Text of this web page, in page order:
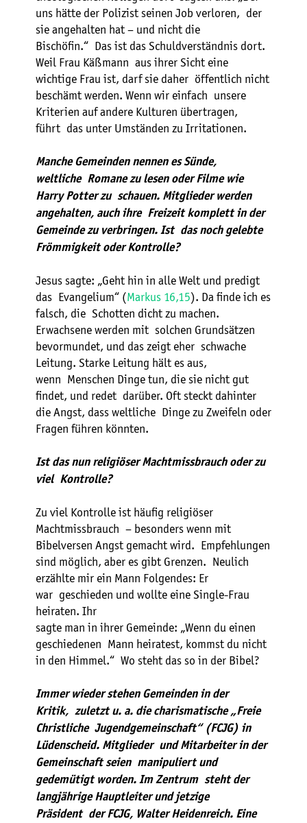
uns hätte der Polizist seinen Job verloren, der
sie angehalten hat – und nicht die
Bischöfin.“ Das ist das Schuldverständnis dort.
Weil Frau Käßmann aus ihrer Sicht eine
wichtige Frau ist, darf sie daher öffentlich nicht
beschämt werden. Wenn wir einfach unsere
Kriterien auf andere Kulturen übertragen,
führt das unter Umständen zu Irritationen.
Manche Gemeinden nennen es Sünde,
weltliche Romane zu lesen oder Filme wie
Harry Potter zu schauen. Mitglieder werden
angehalten, auch ihre Freizeit komplett in der
Gemeinde zu verbringen. Ist das noch gelebte
Frömmigkeit oder Kontrolle?
Jesus sagte: „Geht hin in alle Welt und predigt
das Evangelium“ (Markus 16,15). Da finde ich es
falsch, die Schotten dicht zu machen.
Erwachsene werden mit solchen Grundsätzen
bevormundet, und das zeigt eher schwache
Leitung. Starke Leitung hält es aus,
wenn Menschen Dinge tun, die sie nicht gut
findet, und redet darüber. Oft steckt dahinter
die Angst, dass weltliche Dinge zu Zweifeln oder
Fragen führen könnten.
Ist das nun religiöser Machtmissbrauch oder zu
viel Kontrolle?
Zu viel Kontrolle ist häufig religiöser
Machtmissbrauch – besonders wenn mit
Bibelversen Angst gemacht wird. Empfehlungen
sind möglich, aber es gibt Grenzen. Neulich
erzählte mir ein Mann Folgendes: Er
war geschieden und wollte eine Single-Frau
heiraten. Ihr
sagte man in ihrer Gemeinde: „Wenn du einen
geschiedenen Mann heiratest, kommst du nicht
in den Himmel.“ Wo steht das so in der Bibel?
Immer wieder stehen Gemeinden in der
Kritik, zuletzt u. a. die charismatische „Freie
Christliche Jugendgemeinschaft“ (FCJG) in
Lüdenscheid. Mitglieder und Mitarbeiter in der
Gemeinschaft seien manipuliert und
gedemütigt worden. Im Zentrum steht der
langjährige Hauptleiter und jetzige
Präsident der FCJG, Walter Heidenreich. Eine